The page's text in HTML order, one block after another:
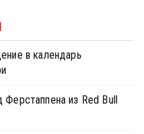
в календарь
из Red Bull